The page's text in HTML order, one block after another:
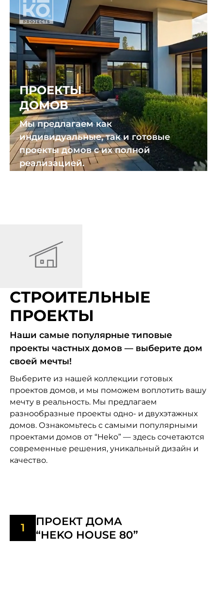
ПРОЕКТЫ
ДОМОВ
Мы предлагаем как
индивидуальные, так и готовые
проекты домов с их полной
реализацией.
СТРОИТЕЛЬНЫЕ
ПРОЕКТЫ
Наши самые популярные типовые
проекты частных домов — выберите дом
своей мечты!
Выберите из нашей коллекции готовых
проектов домов, и мы поможем воплотить вашу
мечту в реальность. Мы предлагаем
разнообразные проекты одно- и двухэтажных
домов. Ознакомьтесь с самыми популярными
проектами домов от “Heko” — здесь сочетаются
современные решения, уникальный дизайн и
качество.
ПРОЕКТ ДОМА
“HEKO HOUSE 80”